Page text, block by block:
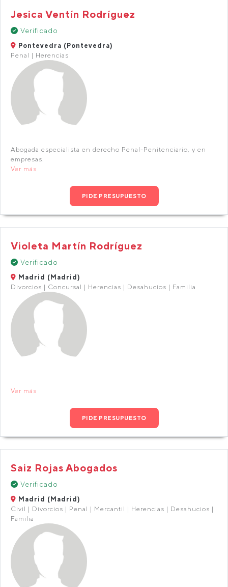
Jesica Ventín Rodríguez
Verificado
Pontevedra (Pontevedra)
Penal | Herencias
Abogada especialista en derecho Penal-Penitenciario, y en
empresas.
Ver más
PIDE PRESUPUESTO
Violeta Martín Rodríguez
Verificado
Madrid (Madrid)
Divorcios | Concursal | Herencias | Desahucios | Familia
Ver más
PIDE PRESUPUESTO
Saiz Rojas Abogados
Verificado
Madrid (Madrid)
Civil | Divorcios | Penal | Mercantil | Herencias | Desahucios |
Familia